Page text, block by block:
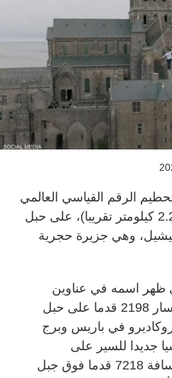
الرقم القياسي العالمي
بالسير لمسافة 1.4 ميل (2.2 كيلومتر تقريبا)، على حبل
وهي جزيرة حجرية
ظهر اسمه في عناوين
الصحف عام 2017 عندما سار 2198 قدما على حبل
في باريس وبرج
جديدا للسير على
المرتفعات عندما مشى مسافة 7218 قدما فوق جبل